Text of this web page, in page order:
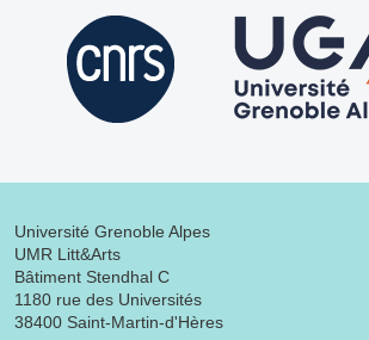
Université Grenoble Alpes
UMR Litt&Arts
Bâtiment Stendhal C
1180 rue des Universités
38400 Saint-Martin-d'Hères